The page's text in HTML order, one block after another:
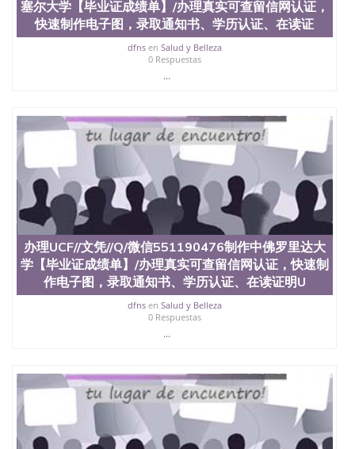
6、客户确认收到结果，付余款。 我们对海外大学及
学院的毕业证成绩单所使用的材料，尺寸大小，防伪
结构（包括：水印，阴影底纹，钢印LOGO烫金烫
银，LOGO烫金烫银复合重叠。 文字图案浮雕，激光
镭射，紫外荧光，温感，复印防伪）都有原版本文凭
各大院校的（毕业证，成绩单，资格证，学生卡，结
业证，录取通知书，在读证明等相关材料）的版本更
新信息， 能够在时间掌握的海外学历文凭的样版，尺
寸大小，纸张材质，防伪技术等等，并在时间收集到
原版实物，以求达到客户的需求。 我们的优势： 我
们在保证合理定价的同时，坚持较高性价比，通过品
质和效率不断优化，为您倾情诠释什么是高性价比。
咨询顾问：Sam q/微信:551190476 Q/微
信:551190476办理毕业证成绩单、教育部认证,录取通
知书，雅思，留学回国证明.
公司专业制作、办理、仿制、成绩单文凭、改成绩、
教育部学历学位认证、毕业证、成绩单、文凭、学历
文凭、假文凭假毕业证假学历书制作、假制作、办
位认证、留学生学历认证、留学生学位认证、英国文
凭学历、美国文凭学历、澳洲文凭学历、加拿大文凭
学历、新西兰学历认证等q:551190476 微信：
551190476 圣何塞州立大学毕业证（San Jose State
University）圣何塞州立大学毕业证（San Jose State
塞尔大学【毕业证成绩单】/办理真实可查留信网认证，
快速制作电子图，录取通知书、学历认证、在读证
dfnsen Salud y Belleza
0 Respuestas
...
办理UCF//文凭//Q/微信551190476制作中佛罗里达大
学【毕业证成绩单】/办理真实可查留信网认证，快速制
作电子图，录取通知书、学历认证、在读证明U
dfnsen Salud y Belleza
0 Respuestas
...